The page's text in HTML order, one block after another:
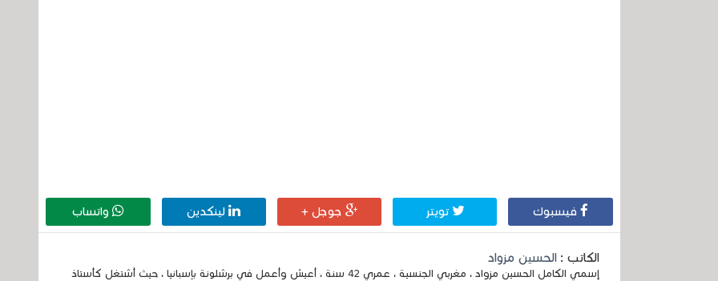
فيسبوك تويتر جوجل + لينكدين واتساب
الكاتب : الحسين مزواد
إسمي الكامل الحسين مزواد ، مغربي الجنسية ، عمري 42 سنة ، أعيش وأعمل في برشلونة بإسبانيا ، حيث أشتغل كأستاذ